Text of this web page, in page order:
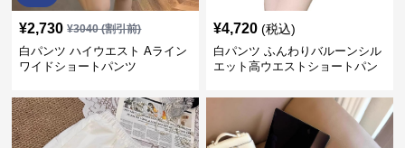
¥2,730 ¥3040(割引前)
白パンツ ハイウエスト Aライン
ワイドショートパンツ
¥4,720 (税込)
白パンツ ふんわりバルーンシル
エット高ウエストショートパン